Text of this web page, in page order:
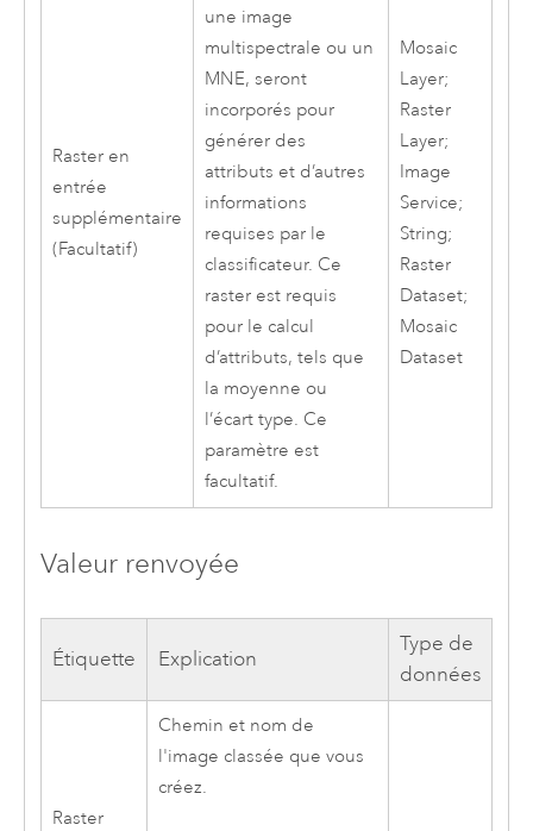
Raster en
entrée
supplémentaire
(Facultatif)
une image
multispectrale ou un
MNE, seront
incorporés pour
générer des
attributs et d’autres
informations
requises par le
classificateur. Ce
raster est requis
pour le calcul
d’attributs, tels que
la moyenne ou
l’écart type. Ce
paramètre est
facultatif.
Mosaic
Layer;
Raster
Layer;
Image
Service;
String;
Raster
Dataset;
Mosaic
Dataset
Valeur renvoyée
Étiquette Explication
Type de
données
Raster
Chemin et nom de
l'image classée que vous
créez.